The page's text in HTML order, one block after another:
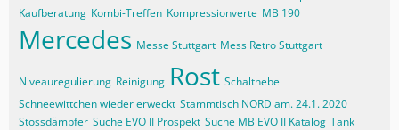
Kaufberatung Kombi-Treffen Kompressionverte MB 190
Mercedes Messe Stuttgart Mess Retro Stuttgart
Niveauregulierung Reinigung Rost Schalthebel
Schneewittchen wieder erweckt Stammtisch NORD am. 24.1. 2020
Stossdämpfer Suche EVO II Prospekt Suche MB EVO II Katalog Tank